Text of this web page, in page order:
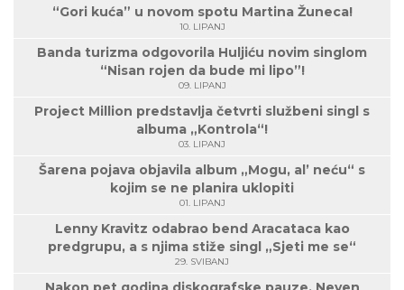
“Gori kuća” u novom spotu Martina Žuneca!
10. LIPANJ
Banda turizma odgovorila Huljiću novim singlom
“Nisan rojen da bude mi lipo”!
09. LIPANJ
Project Million predstavlja četvrti službeni singl s
albuma „Kontrola“!
03. LIPANJ
Šarena pojava objavila album „Mogu, al’ neću“ s
kojim se ne planira uklopiti
01. LIPANJ
Lenny Kravitz odabrao bend Aracataca kao
predgrupu, a s njima stiže singl „Sjeti me se“
29. SVIBANJ